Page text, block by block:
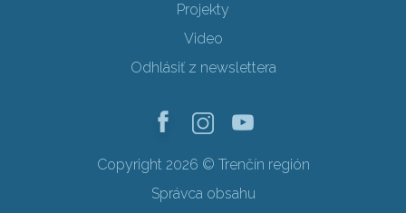
Projekty
Video
Odhlásiť z newslettera
Copyright 2026 © Trenčín región
Správca obsahu